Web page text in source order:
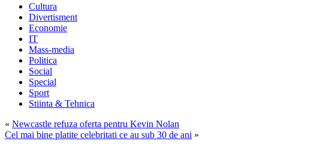
Cultura
Divertisment
Economie
IT
Mass-media
Politica
Social
Special
Sport
Stiinta & Tehnica
« Newcastle refuza oferta pentru Kevin Nolan
Cel mai bine platite celebritati ce au sub 30 de ani »